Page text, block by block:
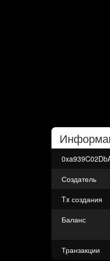
Создатель
Tx создания
Баланс
Транзакции